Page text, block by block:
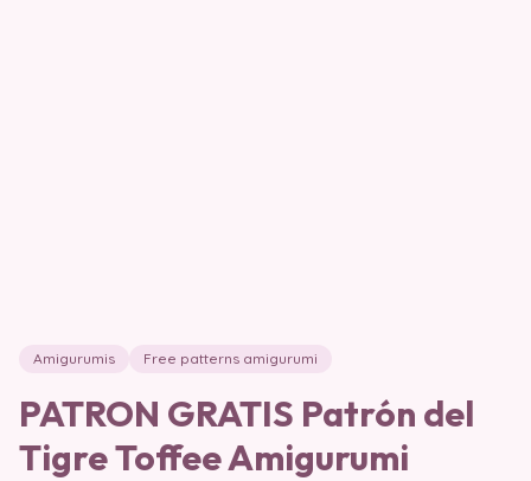
Amigurumis Free patterns amigurumi
PATRON GRATIS Patrón del
Tigre Toffee Amigurumi